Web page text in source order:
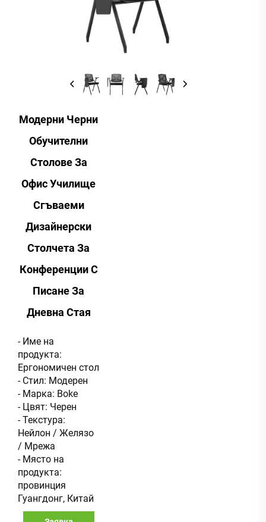
Модерни Черни
Обучителни
Столове За
Офис Училище
Сгъваеми
Дизайнерски
Столчета За
Конференции С
Писане За
Дневна Стая
- Име на
продукта:
Ергономичен стол
- Стил: Модерен
- Марка: Boke
- Цвят: Черен
- Текстура:
Нейлон / Желязо
/ Мрежа
- Място на
продукта:
провинция
Гуангдонг, Китай